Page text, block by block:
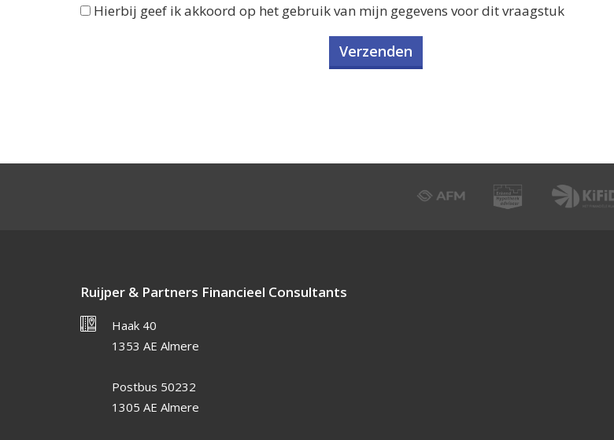
Hierbij geef ik akkoord op het gebruik van mijn gegevens voor dit vraagstuk
Ruijper & Partners Financieel Consultants
Haak 40
1353 AE Almere
Postbus 50232
1305 AE Almere